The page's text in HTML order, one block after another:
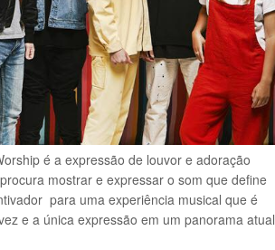
é a expressão de louvor e adoração
mostrar e expressar o som que define
para uma experiência musical que é
e a única expressão em um panorama atual